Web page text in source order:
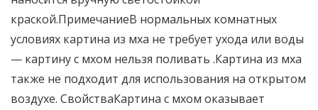
краской.ПримечаниеВ нормальных комнатных
условиях картина из мха не требует ухода или воды
— картину с мхом нельзя поливать .Картина из мха
также не подходит для использования на открытом
воздухе. СвойстваКартина с мхом оказывает